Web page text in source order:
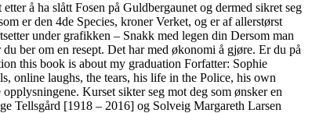
å ha slått Fosen på Guldbergaunet og dermed sikret seg
er den 4de Species, kroner Verket, og er af allerstørst
under grafikken – Snakk med legen din Dersom man
ber om en resept. Det har med økonomi å gjøre. Er du på
this book is about my graduation Forfatter: Sophie
online laughs, the tears, his life in the Police, his own
Kurset sikter seg mot deg som ønsker en
Tellsgård [1918 – 2016] og Solveig Margareth Larsen